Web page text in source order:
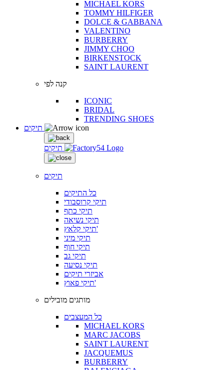
MICHAEL KORS
TOMMY HILFIGER
DOLCE & GABBANA
VALENTINO
BURBERRY
JIMMY CHOO
BIRKENSTOCK
SAINT LAURENT
קנה לפי
ICONIC
BRIDAL
TRENDING SHOES
תיקים
תיקים
כל התיקים
תיקי קרוסבודי
תיקי כתף
תיקי נשיאה
תיקי קלאץ'
תיקי מיני
תיקי חוף
תיקי גב
תיקי נסיעה
אביזרי תיקים
תיקי פאוץ'
מותגים מובילים
כל המעצבים
MICHAEL KORS
MARC JACOBS
SAINT LAURENT
JACQUEMUS
BURBERRY